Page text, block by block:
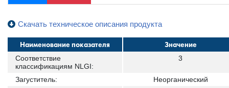
Скачать техническое описания продукта
Наименование показателя Значение
Соответствие
классификациям NLGI:
3
Загуститель:
Неорганический